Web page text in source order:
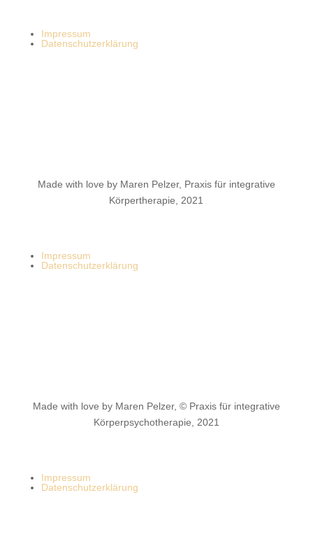
Impressum
Datenschutzerklärung
Made with love by Maren Pelzer, Praxis für integrative
Körpertherapie, 2021
Impressum
Datenschutzerklärung
Made with love by Maren Pelzer, © Praxis für integrative
Körperpsychotherapie, 2021
Impressum
Datenschutzerklärung